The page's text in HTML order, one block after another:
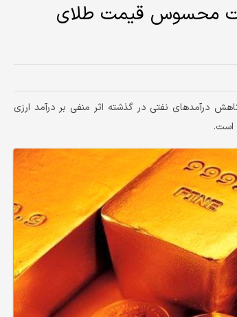
محسوس قیمت طلای
درآمدهای نفتی در گذشته اثر منفی بر درآمد ارزی
است.